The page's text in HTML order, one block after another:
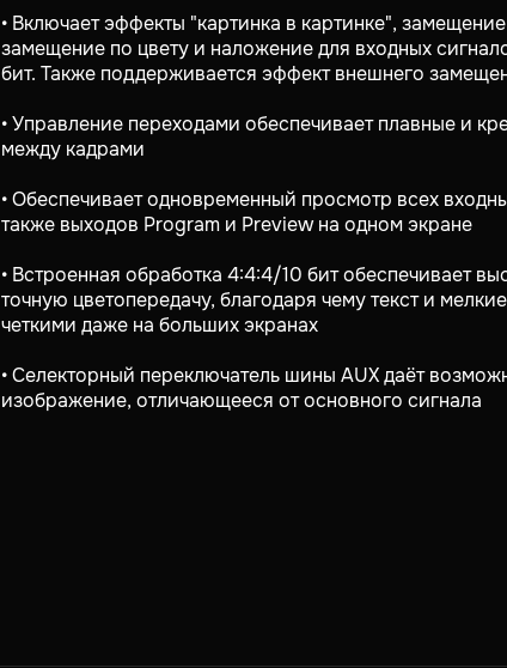
• Включает эффекты "картинка в картинке",
замещение по цвету и наложение для входных
бит. Также поддерживается эффект внешнего
• Управление переходами обеспечивает плавные и
между кадрами
• Обеспечивает одновременный просмотр всех
также выходов Program и Preview на одном экране
• Встроенная обработка 4:4:4/10 бит обеспечивает
точную цветопередачу, благодаря чему текст и
четкими даже на больших экранах
• Селекторный переключатель шины AUXдаёт
изображение, отличающееся от основного сигнала